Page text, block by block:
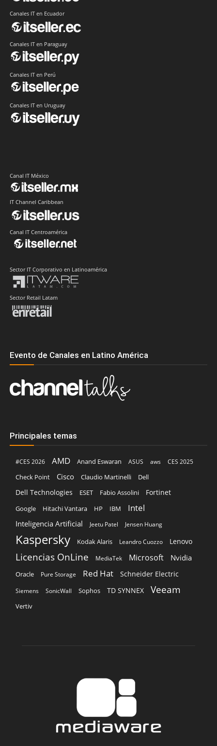
Canales IT en Ecuador
Canales IT en Paraguay
Canales IT en Perú
Canales IT en Uruguay
Canal IT México
IT Channel Caribbean
Canal IT Centroamérica
Sector IT Corporativo en Latinoamérica
Sector Retail Latam
Evento de Canales en Latino América
Principales temas
#CES 2026 AMD Anand Eswaran ASUS aws
CES 2025
Check Point
Cisco Claudio Martinelli Dell
Dell Technologies ESET Fabio Assolini Fortinet
Google Hitachi Vantara HP IBM Intel
Inteligencia Artificial Jeetu Patel Jensen Huang
Kaspersky Kodak Alaris Leandro Cuozzo Lenovo
Licencias OnLine MediaTek Microsoft Nvidia
Oracle Pure Storage Red Hat Schneider Electric
Siemens SonicWall Sophos TD SYNNEX Veeam
Vertiv